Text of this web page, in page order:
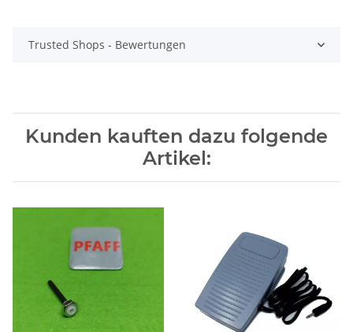
Trusted Shops - Bewertungen
Kunden kauften dazu folgende
Artikel: